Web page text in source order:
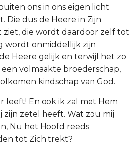
ons in ons eigen licht
Die dus de Heere in Zijn
ziet, die wordt daardoor zelf tot
wordt onmiddellijk zijn
Heere gelijk en terwijl het zo
volmaakte broederschap,
kindschap van God.
leeft! En ook ik zal met Hem
zijn zetel heeft. Wat zou mij
Nu het Hoofd reeds
tot Zich trekt?